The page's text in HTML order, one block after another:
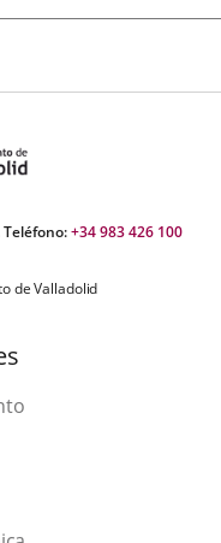
Teléfono:+34 983 426 100
de Valladolid